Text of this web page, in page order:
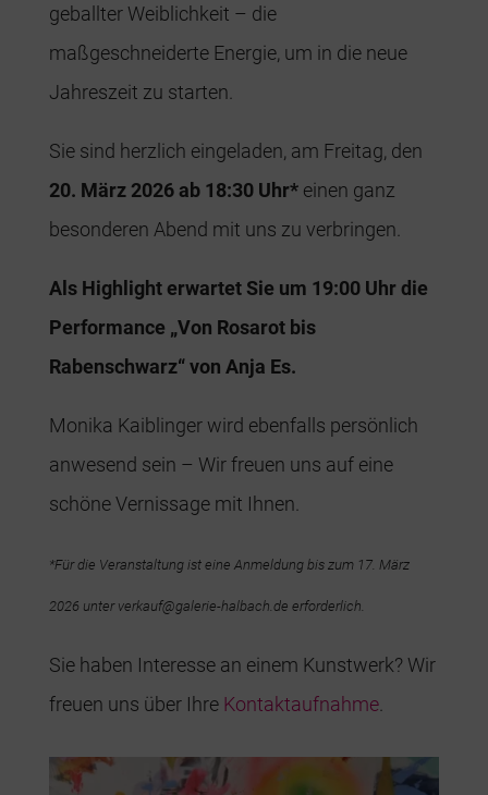
geballter Weiblichkeit – die
maßgeschneiderte Energie, um in die neue
Jahreszeit zu starten.
Sie sind herzlich eingeladen, am Freitag, den
20. März 2026 ab 18:30 Uhr* einen ganz
besonderen Abend mit uns zu verbringen.
Als Highlight erwartet Sie um 19:00 Uhr die
Performance „Von Rosarot bis
Rabenschwarz“ von Anja Es.
Monika Kaiblinger wird ebenfalls persönlich
anwesend sein – Wir freuen uns auf eine
schöne Vernissage mit Ihnen.
*Für die Veranstaltung ist eine Anmeldung bis zum 17. März
2026 unter verkauf@galerie-halbach.de erforderlich.
Sie haben Interesse an einem Kunstwerk? Wir
freuen uns über Ihre Kontaktaufnahme.